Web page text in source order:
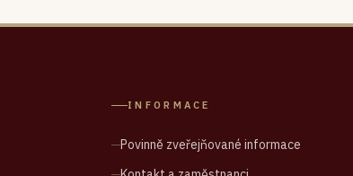
INFORMACE
Povinně zveřejňované informace